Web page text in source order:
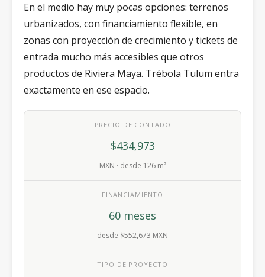
En el medio hay muy pocas opciones: terrenos
urbanizados, con financiamiento flexible, en
zonas con proyección de crecimiento y tickets de
entrada mucho más accesibles que otros
productos de Riviera Maya. Trébola Tulum entra
exactamente en ese espacio.
PRECIO DE CONTADO
$434,973
MXN · desde 126 m²
FINANCIAMIENTO
60 meses
desde $552,673 MXN
TIPO DE PROYECTO